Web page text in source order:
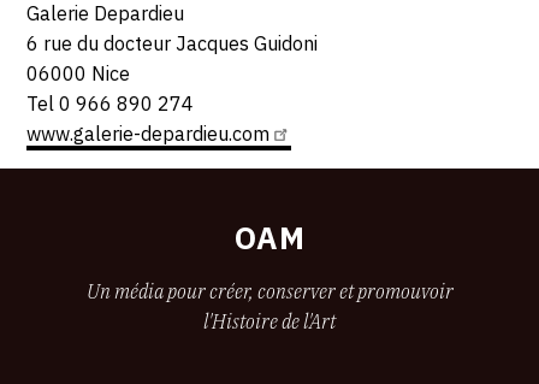
Galerie Depardieu
6 rue du docteur Jacques Guidoni
06000 Nice
Tel 0 966 890 274
www.galerie-depardieu.com
OAM
Un média pour créer, conserver et promouvoir
l'Histoire de l'Art